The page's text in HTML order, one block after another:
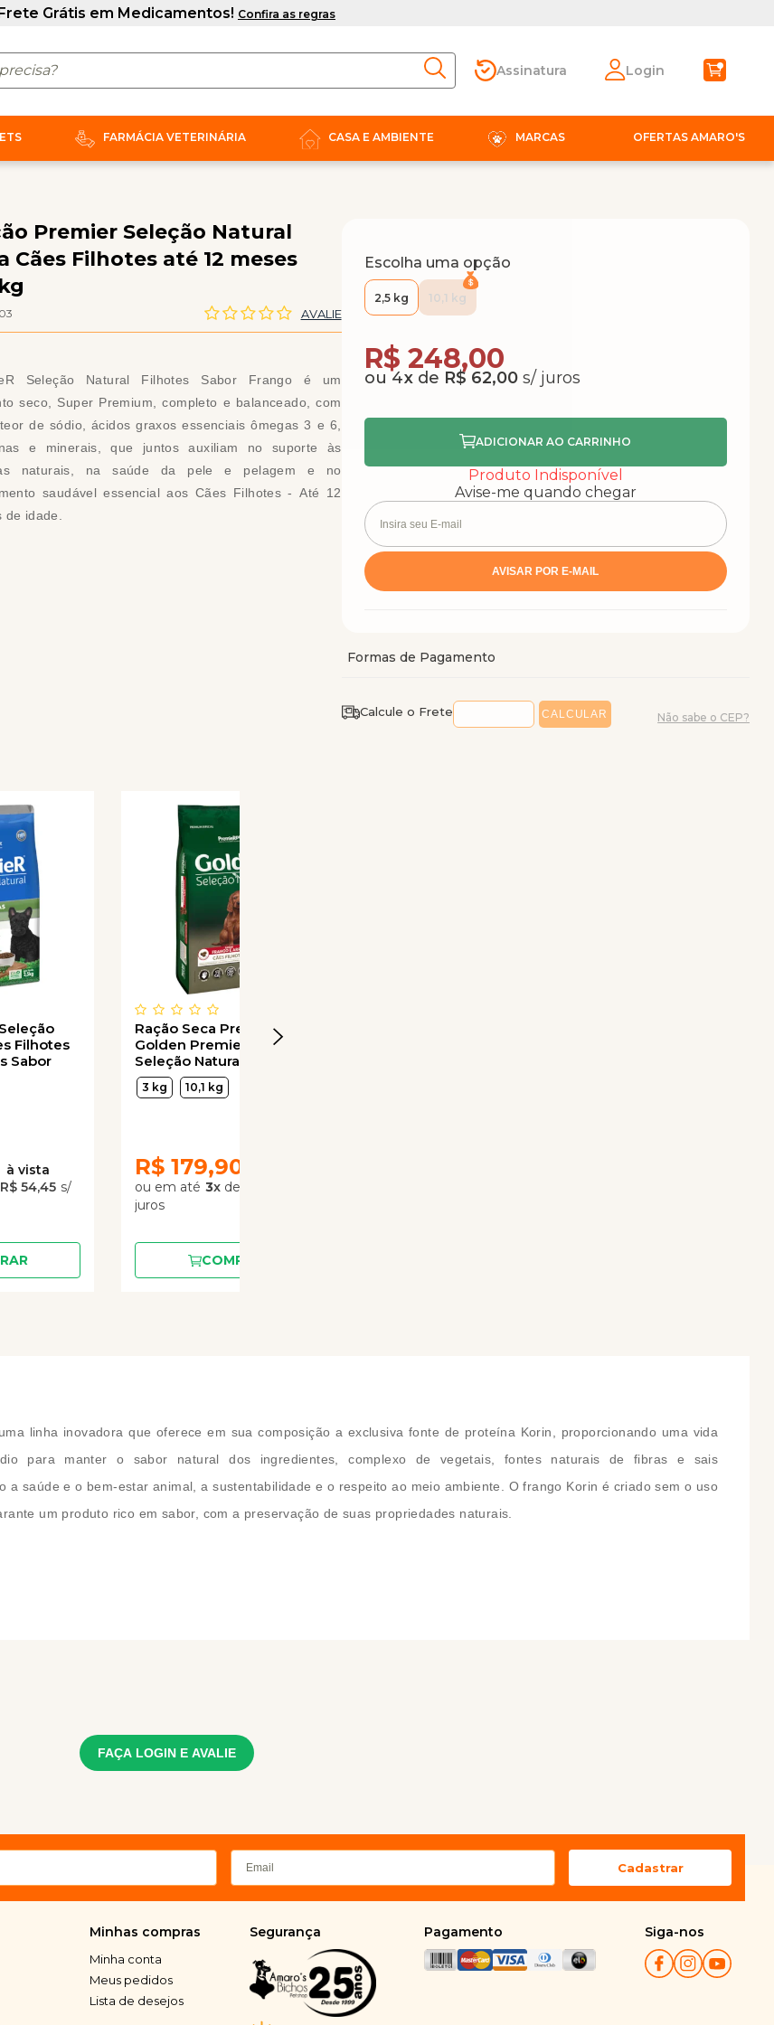
Assinatura Login
FARMÁCIA VETERINÁRIA CASA E AMBIENTE MARCAS OFERTAS AMARO'S
Premier Seleção Natural
Cães Filhotes até 12 meses
AVALIE
Seleção Natural Filhotes Sabor Frango é um
seco, Super Premium, completo e balanceado, com
de sódio, ácidos graxos essenciais ômegas 3 e 6,
e minerais, que juntos auxiliam no suporte às
naturais, na saúde da pele e pelagem e no
saudável essencial aos Cães Filhotes - Até 12
de idade.
Filhotes
Sabor
R$ 54,45
Ração Seca Premier Pet
Golden Premier Pet
Seleção Natural Cães
Filhotes
3 kg 10,1 kg
R$ 179,90
3x de
COMPRAR
Escolha uma opção
2,5 kg 10,1 kg
R$ 248,00
4x de R$ 62,00
Produto Indisponível
Avise-me quando chegar
Calcule o Frete Não sabe o CEP?
linha inovadora que oferece em sua composição a exclusiva fonte de proteína Korin, proporcionando uma vida
para manter o sabor natural dos ingredientes, complexo de vegetais, fontes naturais de fibras e sais
saúde e o bem-estar animal, a sustentabilidade e o respeito ao meio ambiente. O frango Korin é criado sem o uso
um produto rico em sabor, com a preservação de suas propriedades naturais.
FAÇA LOGIN E AVALIE
Minhas compras
Minha conta
Meus pedidos
Lista de desejos
Segurança Pagamento Siga-nos